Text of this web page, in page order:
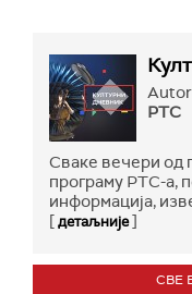
РТС
Сваке вечери од
програму РТС-а,
информација,
[детаљније]
СВЕ